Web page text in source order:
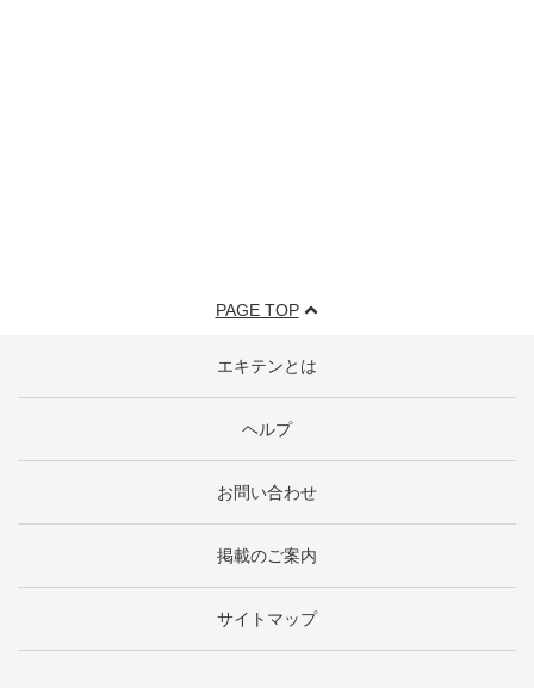
PAGE TOP
エキテンとは
ヘルプ
お問い合わせ
掲載のご案内
サイトマップ